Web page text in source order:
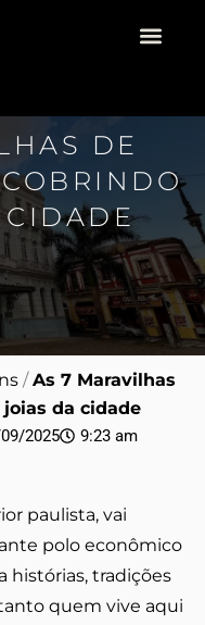
DE
/As 7 Maravilhas
da cidade
2025 9:23 am
paulista, vai
polo econômico
histórias, tradições
quem vive aqui